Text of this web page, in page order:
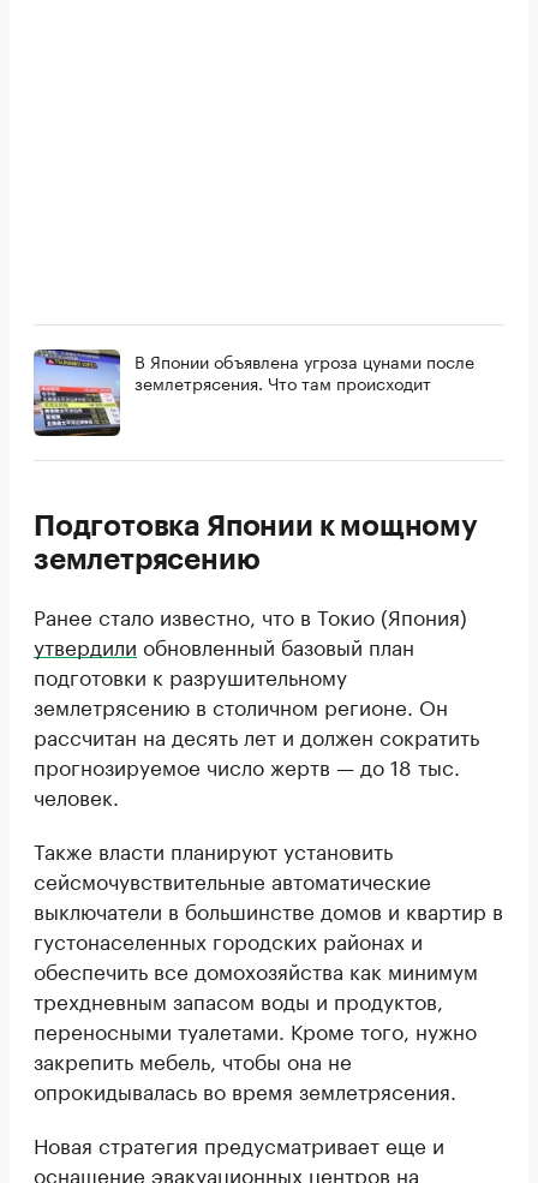
В Японии объявлена угроза цунами после
землетрясения. Что там происходит
Подготовка Японии к мощному
землетрясению
Ранее стало известно, что в Токио (Япония)
утвердили обновленный базовый план
подготовки к разрушительному
землетрясению в столичном регионе. Он
рассчитан на десять лет и должен сократить
прогнозируемое число жертв — до 18 тыс.
человек.
Также власти планируют установить
сейсмочувствительные автоматические
выключатели в большинстве домов и квартир в
густонаселенных городских районах и
обеспечить все домохозяйства как минимум
трехдневным запасом воды и продуктов,
переносными туалетами. Кроме того, нужно
закрепить мебель, чтобы она не
опрокидывалась во время землетрясения.
Новая стратегия предусматривает еще и
оснащение эвакуационных центров на